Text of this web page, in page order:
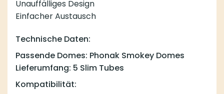
Unauffälliges Design
Einfacher Austausch
Technische Daten:
Passende Domes: Phonak Smokey Domes
Lieferumfang: 5 Slim Tubes
Kompatibilität: